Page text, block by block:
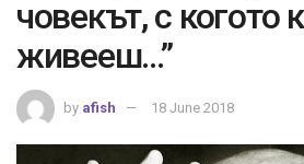
човекът, с когото
живееш…”
by afish 18 June 2018